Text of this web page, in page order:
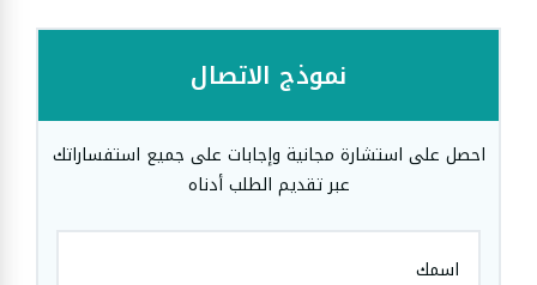
نموذج الاتصال
احصل على استشارة مجانية وإجابات على جميع استفساراتك
عبر تقديم الطلب أدناه